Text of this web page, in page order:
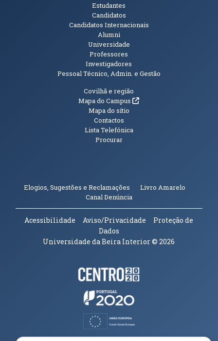
Estudantes
Candidatos
Candidatos Internacionais
Alumni
Universidade
Professores
Investigadores
Pessoal Técnico, Admin. e Gestão
Informações Adicionais
Covilhã e região
Mapa do Campus(abre em nova janela)
Mapa do sítio
Contactos
Lista Telefónica
Procurar
Elogios, Sugestões e Reclamações Livro Amarelo
Canal Denúncia(abre em nova janela)
Acessibilidade Aviso/Privacidade
Proteção de
Dados
Universidade da Beira Interior© 2026
Parceiros e Financiadores